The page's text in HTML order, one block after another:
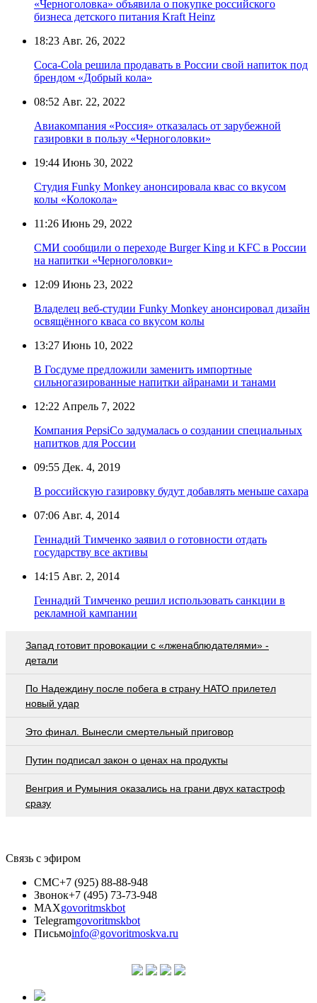
«Черноголовка» объявила о покупке российского
бизнеса детского питания Kraft Heinz
18:23 Авг. 26, 2022
Coca-Cola решила продавать в России свой напиток под
брендом «Добрый кола»
08:52 Авг. 22, 2022
Авиакомпания «Россия» отказалась от зарубежной
газировки в пользу «Черноголовки»
19:44 Июнь 30, 2022
Студия Funky Monkey анонсировала квас со вкусом
колы «Колокола»
11:26 Июнь 29, 2022
СМИ сообщили о переходе Burger King и KFC в России
на напитки «Черноголовки»
12:09 Июнь 23, 2022
Владелец веб-студии Funky Monkey анонсировал дизайн
освящённого кваса со вкусом колы
13:27 Июнь 10, 2022
В Госдуме предложили заменить импортные
сильногазированные напитки айранами и танами
12:22 Апрель 7, 2022
Компания PepsiCo задумалась о создании специальных
напитков для России
09:55 Дек. 4, 2019
В российскую газировку будут добавлять меньше сахара
07:06 Авг. 4, 2014
Геннадий Тимченко заявил о готовности отдать
государству все активы
14:15 Авг. 2, 2014
Геннадий Тимченко решил использовать санкции в
рекламной кампании
Запад готовит провокации с «лженаблюдателями» -
детали
По Надеждину после побега в страну НАТО прилетел
новый удар
Это финал. Вынесли смертельный приговор
Путин подписал закон о ценах на продукты
Венгрия и Румыния оказались на грани двух катастроф
сразу
Связь с эфиром
СМС+7 (925) 88-88-948
Звонок+7 (495) 73-73-948
MAXgovoritmskbot
Telegramgovoritmskbot
Письмоinfo@govoritmoskva.ru